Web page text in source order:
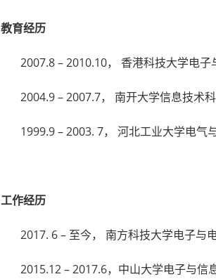
教育经历
2007.8 – 2010.10， 香港科技大学电
2004.9 – 2007.7， 南开大学信息技术
1999.9 – 2003. 7， 河北工业大学电气
工作经历
2017. 6 – 至今， 南方科技大学电子与
2015.12 – 2017.6，中山大学电子与信